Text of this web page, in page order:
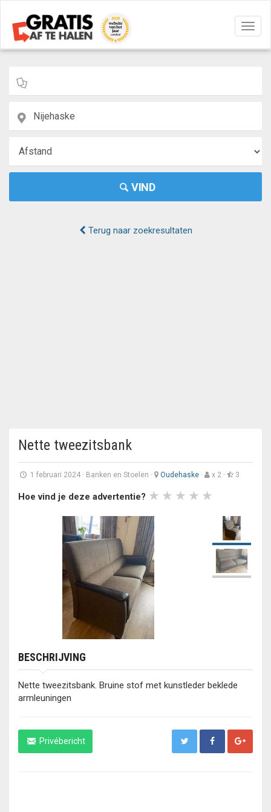
aan/
VIND
Terug naar zoekresultaten
Nette tweezitsbank
1 februari 2024· Banken en Stoelen · Oudehaske· x 2 · 3
Hoe vind je deze advertentie?
BESCHRIJVING
Nette tweezitsbank. Bruine stof met kunstleder beklede
armleuningen
Privébericht